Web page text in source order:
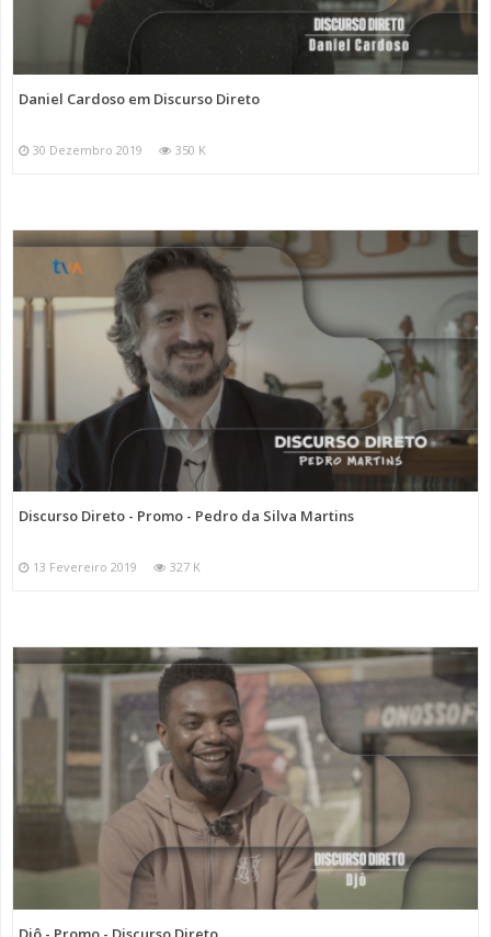
Daniel Cardoso em Discurso Direto
30 Dezembro 2019 350 K
Discurso Direto - Promo - Pedro da Silva Martins
13 Fevereiro 2019 327 K